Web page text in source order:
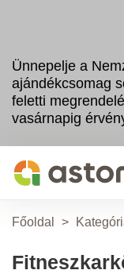
Ünnepelje a
ajándékcsomag
feletti
vasárnapig
Főoldal >